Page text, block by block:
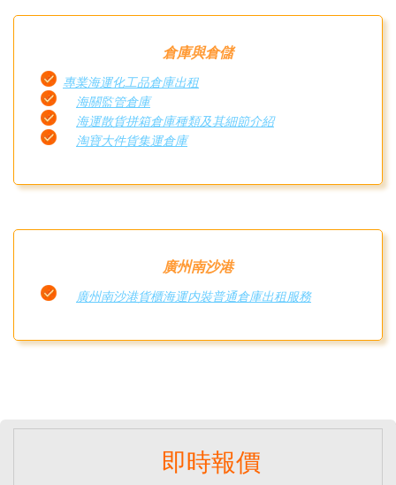
倉庫與倉儲
專業海運化工品倉庫出租
海關監管倉庫
海運散貨拼箱倉庫種類及其細節介紹
淘寶大件貨集運倉庫
廣州南沙港
廣州南沙港貨櫃海運内裝普通倉庫出租服務
即時報價